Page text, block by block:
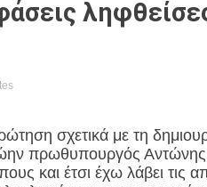
σχετικά με τη
πρωθυπουργός
και έτσι έχω λάβει τις